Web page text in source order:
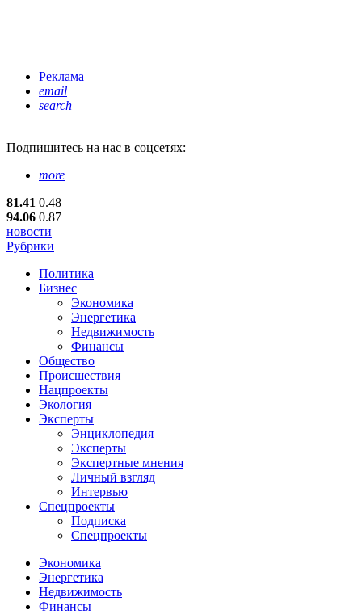
Реклама
email
search
Подпишитесь на нас в соцсетях:
more
81.41 0.48
94.06 0.87
новости
Рубрики
Политика
Бизнес
Экономика
Энергетика
Недвижимость
Финансы
Общество
Происшествия
Нацпроекты
Экология
Эксперты
Энциклопедия
Эксперты
Экспертные мнения
Личный взгляд
Интервью
Спецпроекты
Подписка
Спецпроекты
Экономика
Энергетика
Недвижимость
Финансы